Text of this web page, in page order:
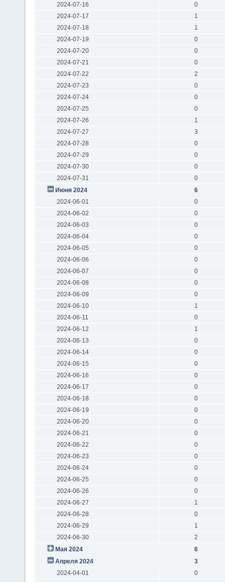
2024-07-16
0
2024-07-17
1
2024-07-18
1
2024-07-19
0
2024-07-20
0
2024-07-21
0
2024-07-22
2
2024-07-23
0
2024-07-24
0
2024-07-25
0
2024-07-26
1
2024-07-27
3
2024-07-28
0
2024-07-29
0
2024-07-30
0
2024-07-31
0
Июня 2024
6
2024-06-01
0
2024-06-02
0
2024-06-03
0
2024-06-04
0
2024-06-05
0
2024-06-06
0
2024-06-07
0
2024-06-08
0
2024-06-09
0
2024-06-10
1
2024-06-11
0
2024-06-12
1
2024-06-13
0
2024-06-14
0
2024-06-15
0
2024-06-16
0
2024-06-17
0
2024-06-18
0
2024-06-19
0
2024-06-20
0
2024-06-21
0
2024-06-22
0
2024-06-23
0
2024-06-24
0
2024-06-25
0
2024-06-26
0
2024-06-27
1
2024-06-28
0
2024-06-29
1
2024-06-30
2
Мая 2024
6
Апреля 2024
3
2024-04-01
0